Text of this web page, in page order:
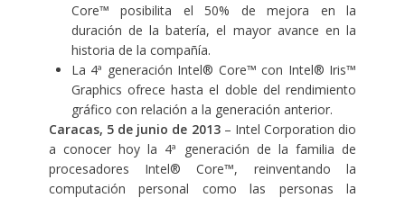
Core™ posibilita el 50% de mejora en la
duración de la batería, el mayor avance en la
historia de la compañía.
La 4ª generación Intel® Core™ con Intel® Iris™
Graphics ofrece hasta el doble del rendimiento
gráfico con relación a la generación anterior.
Caracas, 5 de junio de 2013– Intel Corporation dio
a conocer hoy la 4ª generación de la familia de
procesadores Intel® Core™, reinventando la
computación personal como las personas la